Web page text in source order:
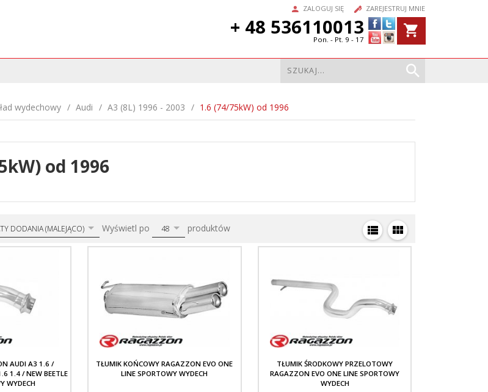
ZALOGUJ SIĘ ZAREJESTRUJ MNIE
+ 48 536110013
Pon. - Pt. 9 - 17
wydechowy Audi A3 (8L) 1996 - 2003 1.6 (74/75kW) od 1996
od 1996
DODANIA (MALEJĄCO) Wyświetl po pop
48 produktów
AUDI A3 1.6 /
1.4 / NEW BEETLE
WYDECH
TŁUMIK KOŃCOWY RAGAZZON EVO ONE
LINE SPORTOWY WYDECH
TŁUMIK ŚRODKOWY PRZELOTOWY
RAGAZZON EVO ONE LINE SPORTOWY
WYDECH